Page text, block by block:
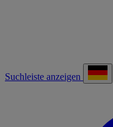
Suchleiste anzeigen